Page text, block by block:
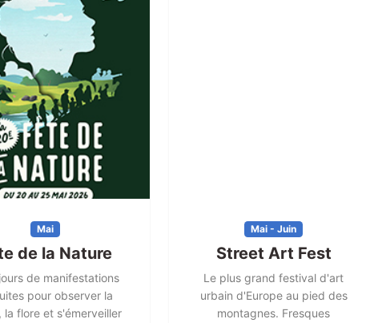
Mai
de la Nature
de manifestations
pour observer la
la flore et s'émerveiller
Mai - Juin
Street Art Fest
Le plus grand festival d'art
urbain d'Europe au pied des
montagnes. Fresques